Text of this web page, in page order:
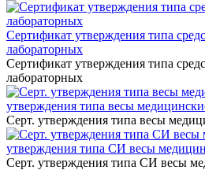
Сертификат утверждения типа
лабораторных
Сертификат утверждения типа
лабораторных
утверждения типа весы
Серт. утверждения типа весы
утверждения типа СИ весы
Серт. утверждения типа СИ весы